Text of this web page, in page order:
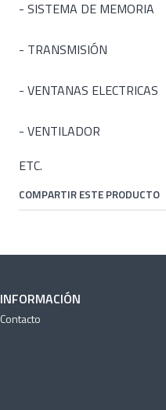
- SISTEMA DE MEMORIA
- TRANSMISIÓN
- VENTANAS ELECTRICAS
- VENTILADOR
ETC.
COMPARTIR ESTE PRODUCTO
INFORMACIÓN
Contacto